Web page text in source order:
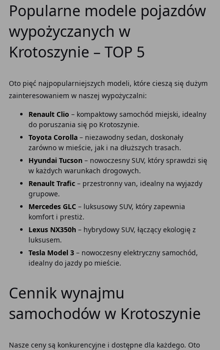
Popularne modele pojazdów
wypożyczanych w
Krotoszynie – TOP 5
Oto pięć najpopularniejszych modeli, które cieszą się dużym
zainteresowaniem w naszej wypożyczalni:
Renault Clio – kompaktowy samochód miejski, idealny
do poruszania się po Krotoszynie.
Toyota Corolla– niezawodny sedan, doskonały
zarówno w mieście, jak i na dłuższych trasach.
Hyundai Tucson – nowoczesny SUV, który sprawdzi się
w każdych warunkach drogowych.
Renault Trafic– przestronny van, idealny na wyjazdy
grupowe.
Mercedes GLC – luksusowy SUV, który zapewnia
komfort i prestiż.
Lexus NX350h – hybrydowy SUV, łączący ekologię z
luksusem.
Tesla Model 3– nowoczesny elektryczny samochód,
idealny do jazdy po mieście.
Cennik wynajmu
samochodów w Krotoszynie
Nasze ceny są konkurencyjne i dostępne dla każdego. Oto